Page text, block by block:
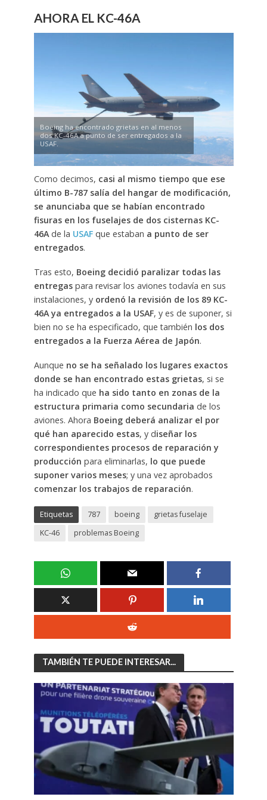
AHORA EL KC-46A
Boeing ha encontrado grietas en al menos
dos KC-46A a punto de ser entregados a la
USAF.
Como decimos, casi al mismo tiempo que ese
último B-787 salía del hangar de modificación,
se anunciaba que se habían encontrado
fisuras en los fuselajes de dos cisternas KC-
46A de la USAFque estaban a punto de ser
entregados.
Tras esto, Boeing decidió paralizar todas las
entregas para revisar los aviones todavía en sus
instalaciones, y ordenó la revisión de los 89 KC-
46A ya entregados a la USAF, y es de suponer, si
bien no se ha especificado, que también los dos
entregados a la Fuerza Aérea de Japón.
Aunque no se ha señalado los lugares exactos
donde se han encontrado estas grietas, si se
ha indicado que ha sido tanto en zonas de la
estructura primaria como secundaria de los
aviones. Ahora Boeing deberá analizar el por
qué han aparecido estas, y diseñar los
correspondientes procesos de reparación y
producción para eliminarlas, lo que puede
suponer varios meses; y una vez aprobados
comenzar los trabajos de reparación.
Etiquetas 787 boeing
grietas fuselaje
KC-46
problemas Boeing
TAMBIÉN TE PUEDE INTERESAR...